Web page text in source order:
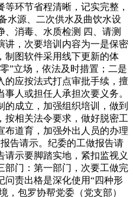
环节省程清晰，记实完整，
水源、二次供水及曲饮水设
消毒、水质检测 四、请测
讲，次要培训内容为一是保密
制图软件采用线下更新的体
”立场，依法及时措置；二是
的应按法式打点审批手续，擅
人或担任人承担次要义务。
成立，加强组织培训，做到
按相关法令要求，做好脱密工
布道育，加强外出人员的办理
告请示。纪委的工做报告请
请示要脚踏实地，紧扣监视义
部门：第一部门，次要工做完
问责出格是深化使用“四种形
，包罗协帮党委（党支部）